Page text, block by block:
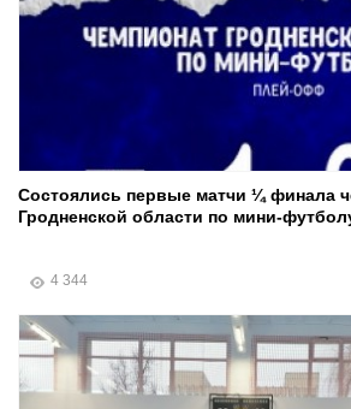
Состоялись первые матчи ¼ финала
Гродненской области по мини-
4 344